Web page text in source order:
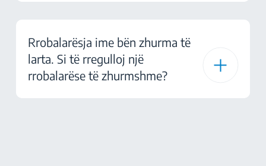
Rrobalarësja ime bën zhurma të
larta. Si të rregulloj një
rrobalarëse të zhurmshme?